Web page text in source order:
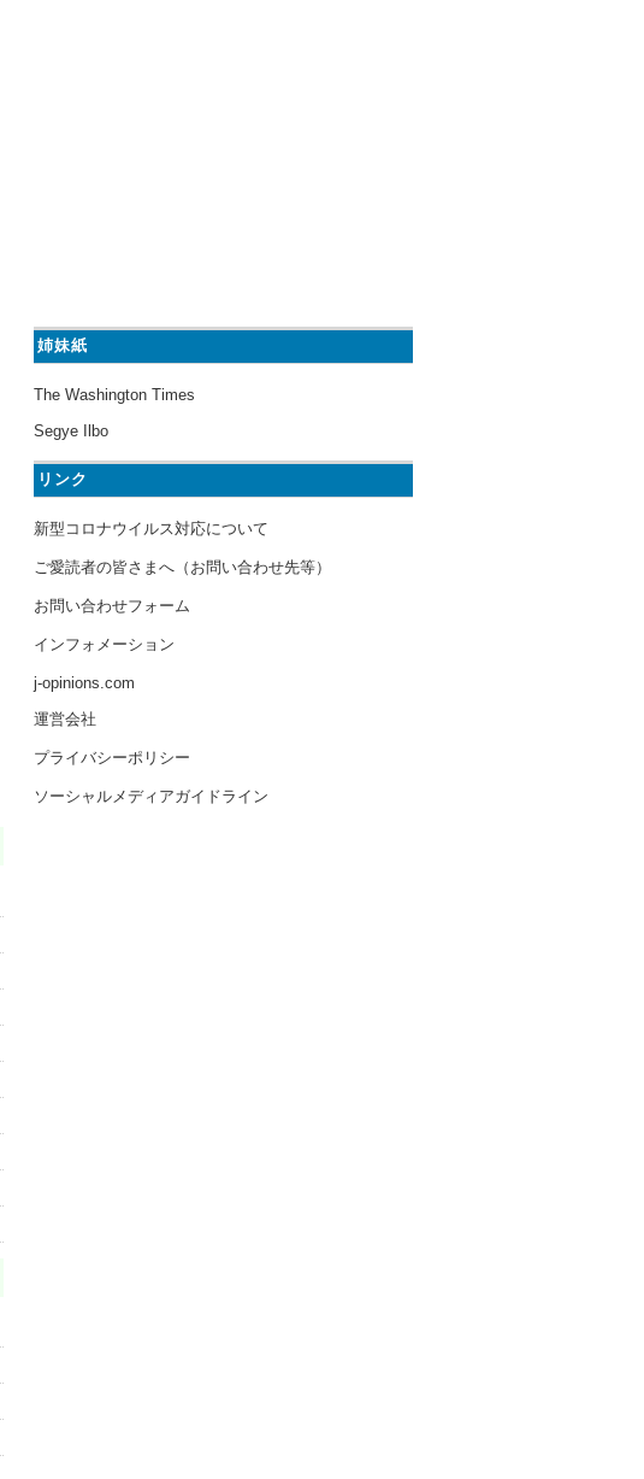
姉妹紙
The Washington Times
Segye Ilbo
リンク
新型コロナウイルス対応について
ご愛読者の皆さまへ（お問い合わせ先等）
お問い合わせフォーム
インフォメーション
j-opinions.com
運営会社
プライバシーポリシー
ソーシャルメディアガイドライン